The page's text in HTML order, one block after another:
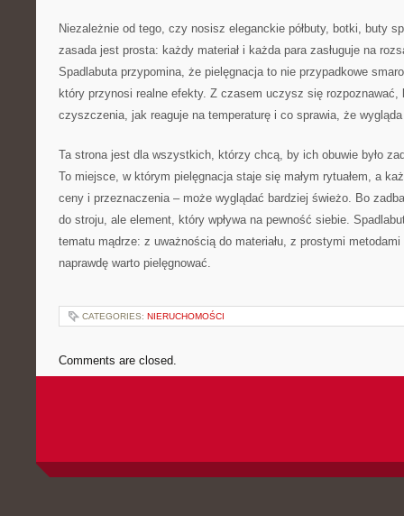
Niezależnie od tego, czy nosisz eleganckie półbuty, botki, buty
zasada jest prosta: każdy materiał i każda para zasługuje na
Spadlabuta przypomina, że pielęgnacja to nie przypadkowe
który przynosi realne efekty. Z czasem uczysz się rozpoznawać,
czyszczenia, jak reaguje na temperaturę i co sprawia, że
Ta strona jest dla wszystkich, którzy chcą, by ich obuwie było
To miejsce, w którym pielęgnacja staje się małym rytuałem, a
ceny i przeznaczenia – może wyglądać bardziej świeżo. Bo
do stroju, ale element, który wpływa na pewność siebie.
tematu mądrze: z uważnością do materiału, z prostymi
naprawdę warto pielęgnować.
CATEGORIES: NIERUCHOMOŚCI
Comments are closed.